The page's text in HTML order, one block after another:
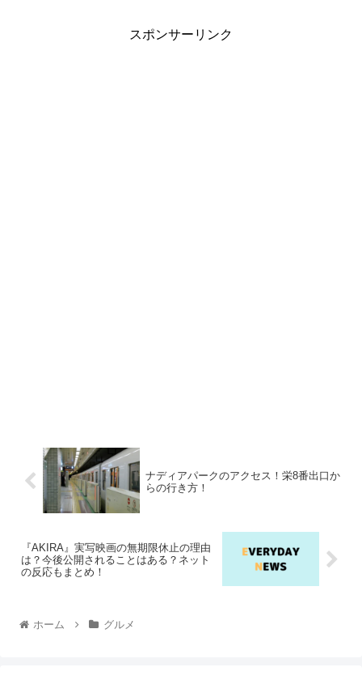
スポンサーリンク
ナディアパークのアクセス！栄8番出口か
らの行き方！
『AKIRA』実写映画の無期限休止の理由
は？今後公開されることはある？ネット
の反応もまとめ！
ホーム グルメ